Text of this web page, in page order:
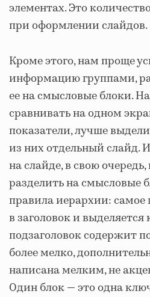
элементах. Это
при оформлении слайдов.
Кроме этого, нам проще
информацию группами,
ее на смысловые блоки.
сравнивать на одном
показатели, лучше
из них отдельный
на слайде, в свою
разделить на смысловые
правила иерархии: самое
в заголовок и
подзаголовок содержит
более мелко,
написана мелким, не
Один блок — это одна